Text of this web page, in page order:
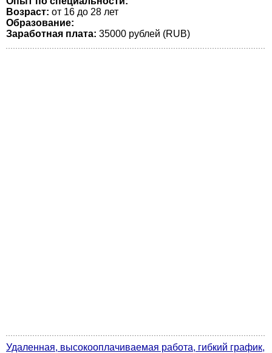
Возраст: от 16 до 28 лет
Образование:
Заработная плата: 35000 рублей (RUB)
Удаленная, высокооплачиваемая работа, гибкий график,